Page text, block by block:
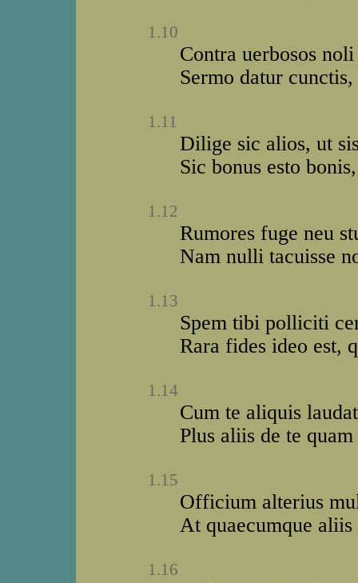
1.10
Contra uerbosos
Sermo datur
1.11
Dilige sic alios, ut
Sic bonus esto
1.12
Rumores fuge neu
Nam nulli tacuisse
1.13
Spem tibi polliciti
Rara fides ideo est,
1.14
Cum te aliquis
Plus aliis de te
1.15
Officium alterius
At quaecumque
1.16